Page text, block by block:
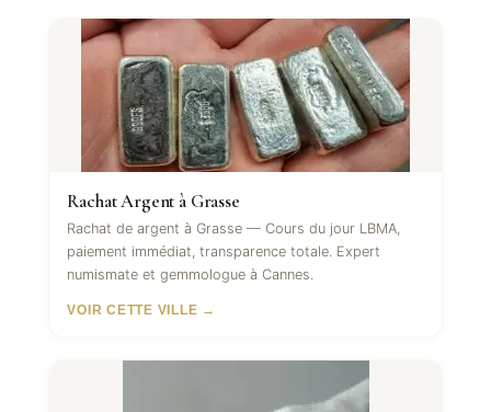
Rachat Argent à Grasse
Rachat de argent à Grasse — Cours du jour LBMA,
paiement immédiat, transparence totale. Expert
numismate et gemmologue à Cannes.
VOIR CETTE VILLE →